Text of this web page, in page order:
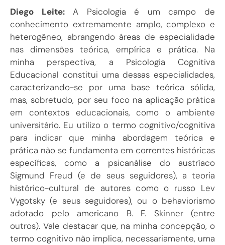
Diego Leite:A Psicologia é um campo de
conhecimento extremamente amplo, complexo e
heterogêneo, abrangendo áreas de especialidade
nas dimensões teórica, empírica e prática. Na
minha perspectiva, a Psicologia Cognitiva
Educacional constitui uma dessas especialidades,
caracterizando-se por uma base teórica sólida,
mas, sobretudo, por seu foco na aplicação prática
em contextos educacionais, como o ambiente
universitário. Eu utilizo o termo cognitivo/cognitiva
para indicar que minha abordagem teórica e
prática não se fundamenta em correntes históricas
específicas, como a psicanálise do austríaco
Sigmund Freud (e de seus seguidores), a teoria
histórico-cultural de autores como o russo Lev
Vygotsky (e seus seguidores), ou o behaviorismo
adotado pelo americano B. F. Skinner (entre
outros). Vale destacar que, na minha concepção, o
termo cognitivo não implica, necessariamente, uma